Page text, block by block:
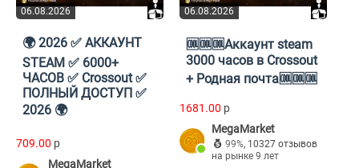
06.08.2026
🌍 2026 ✅ АККАУНТ
STEAM ✅ 6000+
ЧАСОВ ✅ Crossout ✅
ПОЛНЫЙ ДОСТУП ✅
2026 🌍
709.00 p
MegaMarket
06.08.2026
🆒🆒🆒Аккаунт steam
3000 часов в Crossout
+ Родная почта🆒🆒🆒
1681.00 p
MegaMarket
99%, 10327 отзывов
на рынке 9 лет